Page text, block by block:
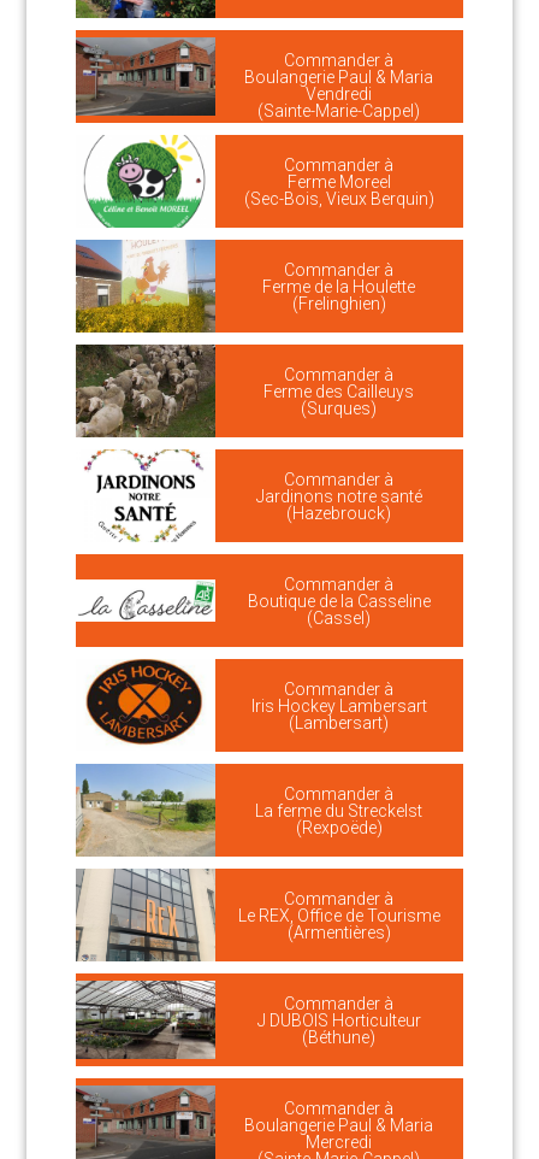
Commander à
Boulangerie Paul & Maria
Vendredi
(Sainte-Marie-Cappel)
Commander à
Ferme Moreel
(Sec-Bois, Vieux Berquin)
Commander à
Ferme de la Houlette
(Frelinghien)
Commander à
Ferme des Cailleuys
(Surques)
Commander à
Jardinons notre santé
(Hazebrouck)
Commander à
Boutique de la Casseline
(Cassel)
Commander à
Iris Hockey Lambersart
(Lambersart)
Commander à
La ferme du Streckelst
(Rexpoëde)
Commander à
Le REX, Office de Tourisme
(Armentières)
Commander à
J DUBOIS Horticulteur
(Béthune)
Commander à
Boulangerie Paul & Maria
Mercredi